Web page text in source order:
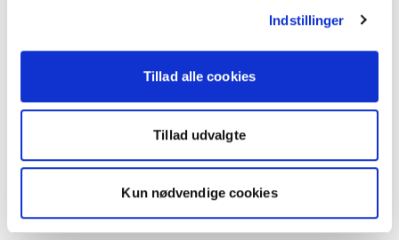
Indstillinger
Tillad alle cookies
Tillad udvalgte
Kun nødvendige cookies